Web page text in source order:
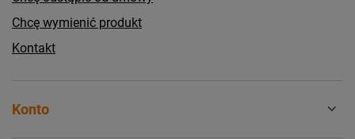
Chcę wymienić produkt
Kontakt
Konto